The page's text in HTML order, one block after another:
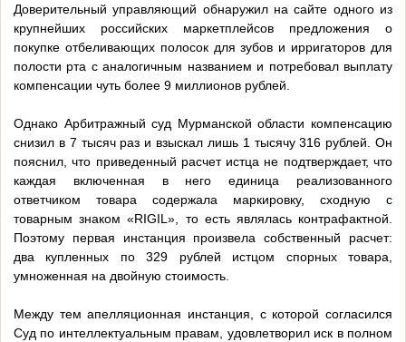
Доверительный управляющий обнаружил на сайте одного из
крупнейших российских маркетплейсов предложения о
покупке отбеливающих полосок для зубов и ирригаторов для
полости рта с аналогичным названием и потребовал выплату
компенсации чуть более 9 миллионов рублей.
Однако Арбитражный суд Мурманской области компенсацию
снизил в 7 тысяч раз и взыскал лишь 1 тысячу 316 рублей. Он
пояснил, что приведенный расчет истца не подтверждает, что
каждая включенная в него единица реализованного
ответчиком товара содержала маркировку, сходную с
товарным знаком «RIGIL», то есть являлась контрафактной.
Поэтому первая инстанция произвела собственный расчет:
два купленных по 329 рублей истцом спорных товара,
умноженная на двойную стоимость.
Между тем апелляционная инстанция, с которой согласился
Суд по интеллектуальным правам, удовлетворил иск в полном